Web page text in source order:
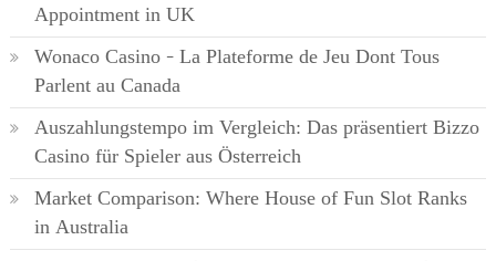
Appointment in UK
Wonaco Casino – La Plateforme de Jeu Dont Tous
Parlent au Canada
Auszahlungstempo im Vergleich: Das präsentiert Bizzo
Casino für Spieler aus Österreich
Market Comparison: Where House of Fun Slot Ranks
in Australia